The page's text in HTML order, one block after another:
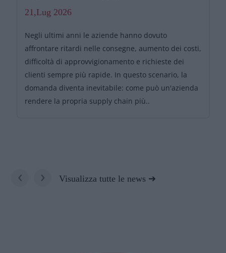
21,Lug 2026
Negli ultimi anni le aziende hanno dovuto
affrontare ritardi nelle consegne, aumento dei costi,
difficoltà di approvvigionamento e richieste dei
clienti sempre più rapide. In questo scenario, la
domanda diventa inevitabile: come può un'azienda
rendere la propria supply chain più..
‹ › Visualizza tutte le news